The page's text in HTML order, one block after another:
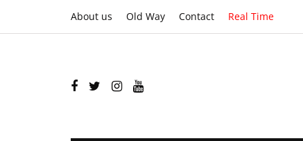
About us Old Way Contact Real Time